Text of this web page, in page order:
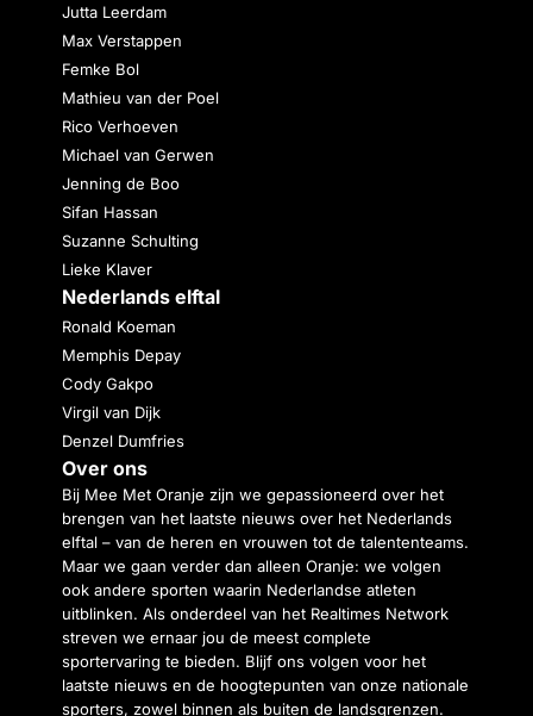
Jutta Leerdam
Max Verstappen
Femke Bol
Mathieu van der Poel
Rico Verhoeven
Michael van Gerwen
Jenning de Boo
Sifan Hassan
Suzanne Schulting
Lieke Klaver
Nederlands elftal
Ronald Koeman
Memphis Depay
Cody Gakpo
Virgil van Dijk
Denzel Dumfries
Over ons
Bij Mee Met Oranje zijn we gepassioneerd over het
brengen van het laatste nieuws over het Nederlands
elftal – van de heren en vrouwen tot de talententeams.
Maar we gaan verder dan alleen Oranje: we volgen
ook andere sporten waarin Nederlandse atleten
uitblinken. Als onderdeel van het Realtimes Network
streven we ernaar jou de meest complete
sportervaring te bieden. Blijf ons volgen voor het
laatste nieuws en de hoogtepunten van onze nationale
sporters, zowel binnen als buiten de landsgrenzen.